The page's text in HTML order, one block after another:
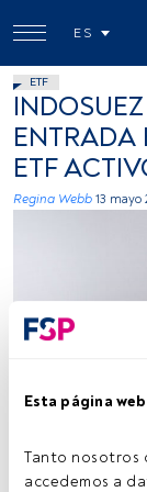
Esta página
Tanto nosotros
accedemos a
ES
ETF
ENTRADA
ETF
Regina Webb 13 mayo
Peter de Coensel.
Tiempo lectura: 4